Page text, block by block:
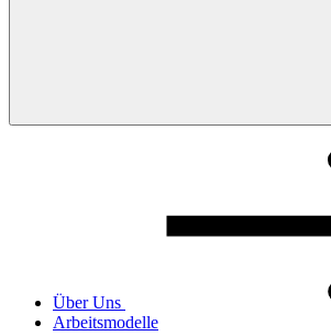
Über Uns
Arbeitsmodelle